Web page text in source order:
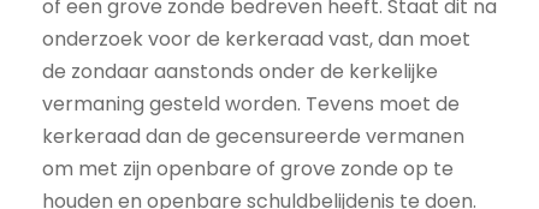
of een grove zonde bedreven heeft. Staat dit na
onderzoek voor de kerkeraad vast, dan moet
de zondaar aanstonds onder de kerkelijke
vermaning gesteld worden. Tevens moet de
kerkeraad dan de gecensureerde vermanen
om met zijn openbare of grove zonde op te
houden en openbare schuldbelijdenis te doen.